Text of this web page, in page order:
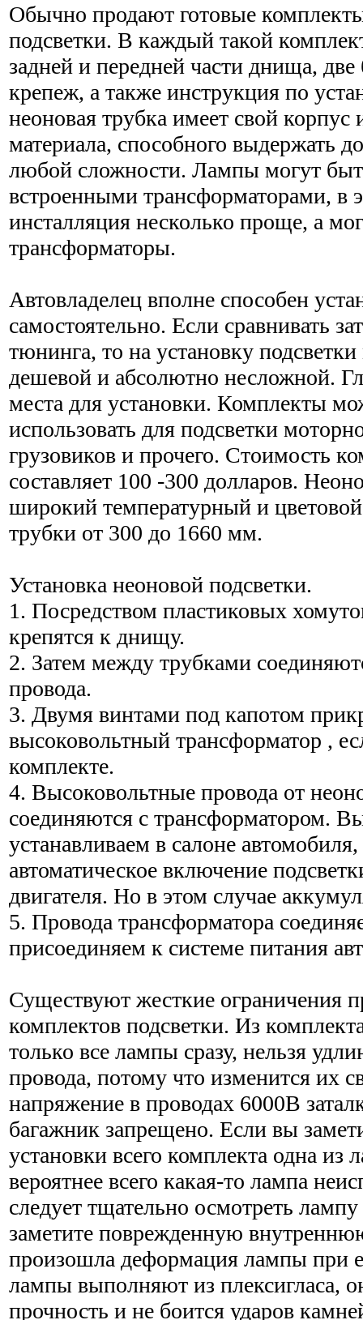
Обычно продают готовые
подсветки. В каждый такой
задней и передней части днища,
крепеж, а также инструкция по
неоновая трубка имеет свой корпус
материала, способного выдержать
любой сложности. Лампы могут
встроенными трансформаторами, в
инсталляция несколько проще, а
трансформаторы.
Автовладелец вполне способен
самостоятельно. Если сравнивать
тюнинга, то на установку
дешевой и абсолютно несложной.
места для установки. Комплекты
использовать для подсветки
грузовиков и прочего. Стоимость
составляет 100 -300 долларов.
широкий температурный и
трубки от 300 до 1660 мм.
Установка неоновой подсветки.
1. Посредством пластиковых
крепятся к днищу.
2. Затем между трубками
провода.
3. Двумя винтами под капотом
высоковольтный трансформатор ,
комплекте.
4. Высоковольтные провода от
соединяются с трансформатором.
устанавливаем в салоне
автоматическое включение
двигателя. Но в этом случае
5. Провода трансформатора
присоединяем к системе питания
Существуют жесткие ограничения
комплектов подсветки. Из
только все лампы сразу, нельзя
провода, потому что изменится их
напряжение в проводах 6000В
багажник запрещено. Если вы
установки всего комплекта одна из
вероятнее всего какая-то лампа
следует тщательно осмотреть
заметите поврежденную
произошла деформация лампы при
лампы выполняют из плексигласа,
прочность и не боится ударов